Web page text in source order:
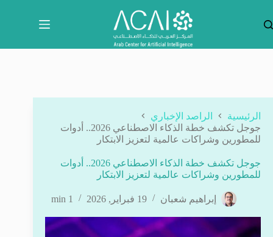
المحتوى
الرئيسية
الراصد الإخباري
جوجل تكشف خطة الذكاء الاصطناعي 2026.. أدوات
للمطورين وشراكات عالمية لتعزيز الابتكار
جوجل تكشف خطة الذكاء الاصطناعي 2026.. أدوات
للمطورين وشراكات عالمية لتعزيز الابتكار
إبراهيم شعبان 19 فبراير, 2026 1 min